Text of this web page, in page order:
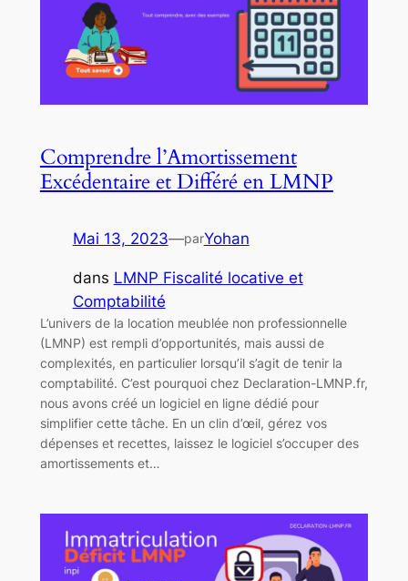
Comprendre l’Amortissement
Excédentaire et Différé en LMNP
Mai 13, 2023—parYohan
dans LMNP Fiscalité locative et
Comptabilité
L’univers de la location meublée non professionnelle
(LMNP) est rempli d’opportunités, mais aussi de
complexités, en particulier lorsqu’il s’agit de tenir la
comptabilité. C’est pourquoi chez Declaration-LMNP.fr,
nous avons créé un logiciel en ligne dédié pour
simplifier cette tâche. En un clin d’œil, gérez vos
dépenses et recettes, laissez le logiciel s’occuper des
amortissements et…